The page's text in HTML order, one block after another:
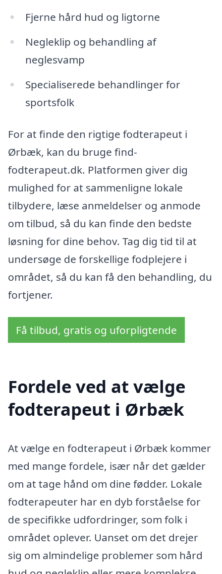
Fjerne hård hud og ligtorne
Negleklip og behandling af
neglesvamp
Specialiserede behandlinger for
sportsfolk
For at finde den rigtige fodterapeut i
Ørbæk, kan du bruge find-
fodterapeut.dk. Platformen giver dig
mulighed for at sammenligne lokale
tilbydere, læse anmeldelser og anmode
om tilbud, så du kan finde den bedste
løsning for dine behov. Tag dig tid til at
undersøge de forskellige fodplejere i
området, så du kan få den behandling, du
fortjener.
Få tilbud, gratis og uforpligtende
Fordele ved at vælge
fodterapeut i Ørbæk
At vælge en fodterapeut i Ørbæk kommer
med mange fordele, især når det gælder
om at tage hånd om dine fødder. Lokale
fodterapeuter har en dyb forståelse for
de specifikke udfordringer, som folk i
området oplever. Uanset om det drejer
sig om almindelige problemer som hård